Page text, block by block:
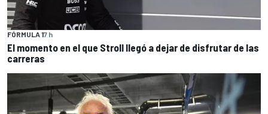
FÓRMULA 17 h
El momento en el que Stroll llegó a dejar de disfrutar de las
carreras